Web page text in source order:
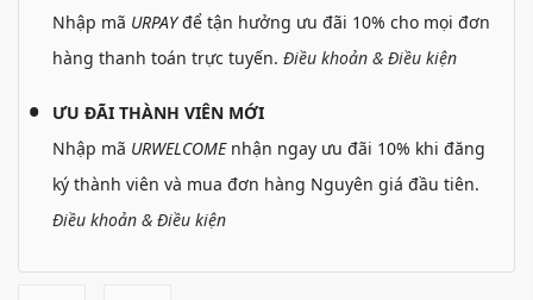
Nhập mã URPAYđể tận hưởng ưu đãi 10% cho mọi đơn
hàng thanh toán trực tuyến. Điều khoản & Điều kiện
ƯU ĐÃI THÀNH VIÊN MỚI
Nhập mã URWELCOMEnhận ngay ưu đãi 10% khi đăng
ký thành viên và mua đơn hàng Nguyên giá đầu tiên.
Điều khoản & Điều kiện